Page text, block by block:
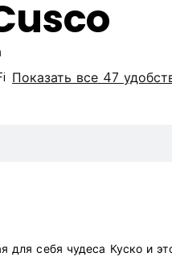
Показать все 47
себя чудеса Куско и